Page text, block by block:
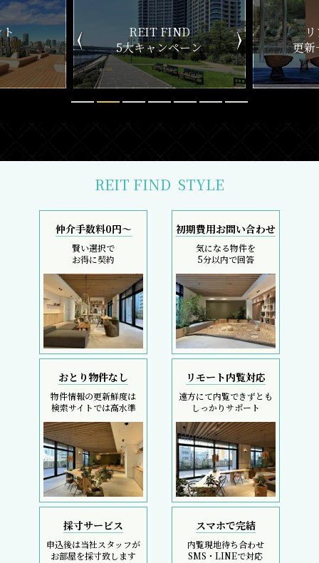
ン
リアルタイム
更新一覧チェック
新
REIT FIND STYLE
仲介手数料0円～
賢い選択で
お得に契約
初期費用お問い合わせ
気になる物件を
5分以内で回答
おとり物件なし
物件情報の更新鮮度は
検索サイトでは高水準
リモート内覧対応
遠方にて内覧できずとも
しっかりサポート
採寸サービス
申込後は当社スタッフが
お部屋を採寸致します
スマホで完結
内覧現地待ち合わせ
SMS・LINEで対応